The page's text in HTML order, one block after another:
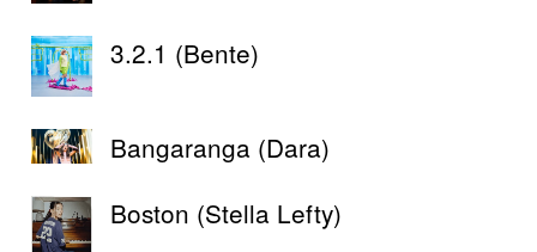
3.2.1 (Bente)
Bangaranga (Dara)
Boston (Stella Lefty)